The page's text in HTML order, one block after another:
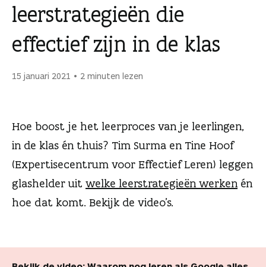
leerstrategieën die
effectief zijn in de klas
15 januari 2021 2 minuten lezen
Hoe boost je het leerproces van je leerlingen,
in de klas én thuis? Tim Surma en Tine Hoof
(Expertisecentrum voor Effectief Leren) leggen
glashelder uit welke leerstrategieën werkenén
hoe dat komt. Bekijk de video’s.